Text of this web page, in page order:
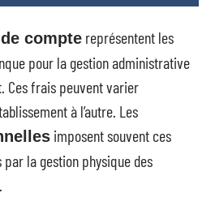
compte représentent les
pour la gestion administrative
Ces frais peuvent varier
à l’autre. Les
imposent souvent ces
la gestion physique des